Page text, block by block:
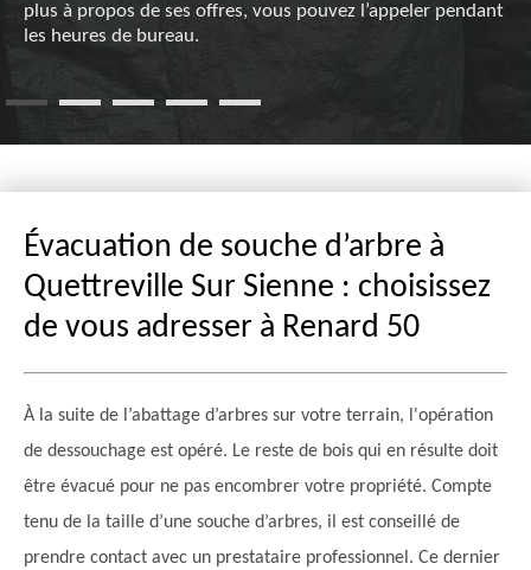
plus à propos de ses offres, vous pouvez l’appeler pendant
les heures de bureau.
Évacuation de souche d’arbre à
Quettreville Sur Sienne : choisissez
de vous adresser à Renard 50
À la suite de l’abattage d’arbres sur votre terrain, l'opération
de dessouchage est opéré. Le reste de bois qui en résulte doit
être évacué pour ne pas encombrer votre propriété. Compte
tenu de la taille d’une souche d’arbres, il est conseillé de
prendre contact avec un prestataire professionnel. Ce dernier